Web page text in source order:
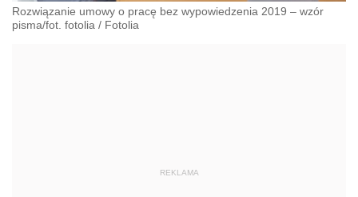
Rozwiązanie umowy o pracę bez wypowiedzenia 2019 – wzór
pisma/fot. fotolia / Fotolia